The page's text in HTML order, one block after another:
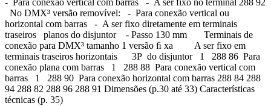
- Para conexão vertical com barras - A ser fixo no terminal 288 92
No DMX³ versão removível: - Para conexão vertical ou
horizontal com barras - A ser fixo diretamente em terminais
traseiros planos do disjuntor - Passo 130 mm Terminais de
conexão para DMX³ tamanho 1 versão ﬁ xa A ser fixo em
terminais traseiros horizontais 3P do disjuntor 1 288 86 Para
conexão plana com barras 1 288 88 Para conexão vertical com
barras 1 288 90 Para conexão horizontal com barras 288 84 288
94 288 82 288 96 288 91 Dimensões (p.30 até 33) Características
técnicas (p. 35)